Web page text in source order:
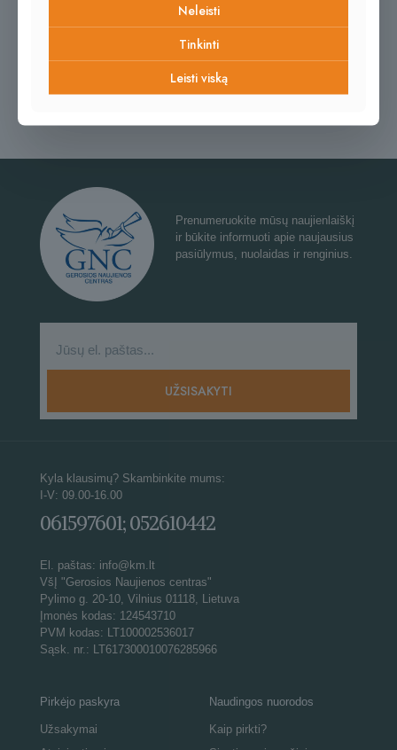
Prenumeruokite mūsų naujienlaiškį
ir būkite informuoti apie naujausius
pasiūlymus, nuolaidas ir renginius.
Kyla klausimų? Skambinkite mums:
I-V: 09.00-16.00
061597601; 052610442
El. paštas: info@km.lt
VšĮ "Gerosios Naujienos centras"
Pylimo g. 20-10, Vilnius 01118, Lietuva
Įmonės kodas: 124543710
PVM kodas: LT100002536017
Sąsk. nr.: LT617300010076285966
Pirkėjo paskyra
Užsakymai
Naudingos nuorodos
Kaip pirkti?
Neleisti
Tinkinti
Leisti viską